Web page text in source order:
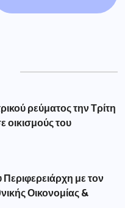
ρεύματος την Τρίτη
οικισμούς του
με τον
Οικονομίας &